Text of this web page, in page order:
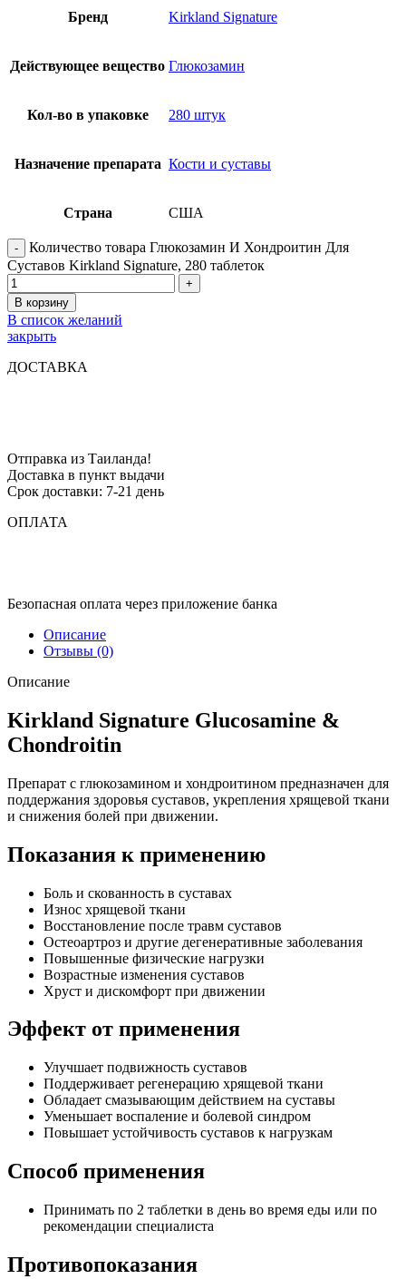
Бренд Kirkland Signature
Действующее вещество Глюкозамин
Кол-во в упаковке 280 штук
Назначение препарата Кости и суставы
Страна США
Количество товара Глюкозамин И Хондроитин Для
Суставов Kirkland Signature, 280 таблеток
В корзину
В список желаний
закрыть
ДОСТАВКА
Отправка из Таиланда!
Доставка в пункт выдачи
Срок доставки: 7-21 день
ОПЛАТА
Безопасная оплата через приложение банка
Описание
Отзывы (0)
Описание
Kirkland Signature Glucosamine &
Chondroitin
Препарат с глюкозамином и хондроитином предназначен для
поддержания здоровья суставов, укрепления хрящевой ткани
и снижения болей при движении.
Показания к применению
Боль и скованность в суставах
Износ хрящевой ткани
Восстановление после травм суставов
Остеоартроз и другие дегенеративные заболевания
Повышенные физические нагрузки
Возрастные изменения суставов
Хруст и дискомфорт при движении
Эффект от применения
Улучшает подвижность суставов
Поддерживает регенерацию хрящевой ткани
Обладает смазывающим действием на суставы
Уменьшает воспаление и болевой синдром
Повышает устойчивость суставов к нагрузкам
Способ применения
Принимать по 2 таблетки в день во время еды или по
рекомендации специалиста
Противопоказания